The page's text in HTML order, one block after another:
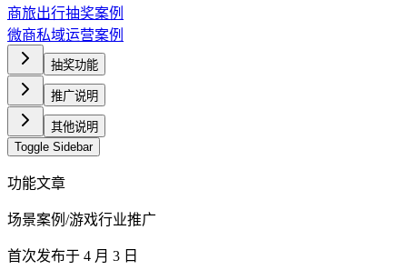
商旅出行抽奖案例
微商私域运营案例
抽奖功能
推广说明
其他说明
Toggle Sidebar
功能文章
场景案例 /游戏行业推广
首次发布于 4 月 3 日